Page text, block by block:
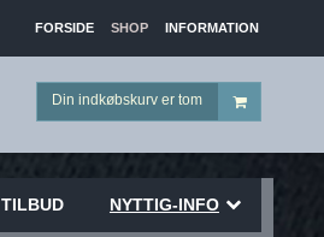
FORSIDE SHOP INFORMATION
Din indkøbskurv er tom
TILBUD NYTTIG-INFO